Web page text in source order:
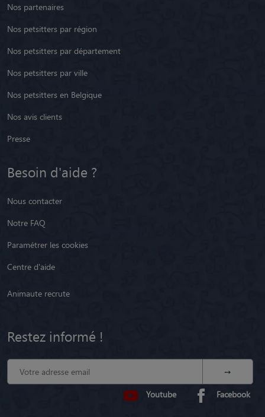
Nos partenaires
Nos petsitters par région
Nos petsitters par département
Nos petsitters par ville
Nos petsitters en Belgique
Nos avis clients
Presse
Besoin d'aide ?
Nous contacter
Notre FAQ
Paramétrer les cookies
Centre d'aide
Animaute recrute
Restez informé !
Youtube Facebook